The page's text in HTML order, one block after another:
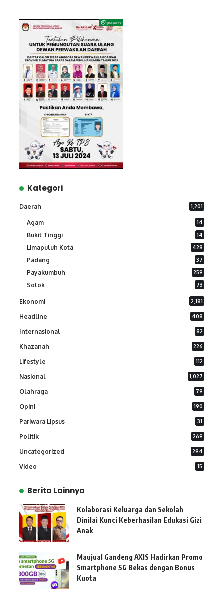
Kategori
Daerah 1,201
Agam 14
Bukit Tinggi 14
Limapuluh Kota 428
Padang 37
Payakumbuh 259
Solok 73
Ekonomi 2,181
Headline 408
Internasional 82
Khazanah 226
Lifestyle 112
Nasional 1,027
Olahraga 79
Opini 190
Pariwara Lipsus 31
Politik 269
Uncategorized 294
Video 15
Berita Lainnya
Kolaborasi Keluarga dan Sekolah
Dinilai Kunci Keberhasilan Edukasi Gizi
Anak
Maujual Gandeng AXIS Hadirkan Promo
Smartphone 5G Bekas dengan Bonus
Kuota